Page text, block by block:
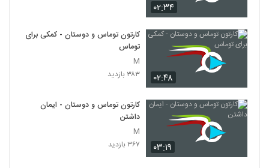
۰۲:۳۴
۰۲:۴۸
کارتون توماس و دوستان - کمکی برای
توماس
M
۳۸۳ بازدید
۰۳:۱۹
کارتون توماس و دوستان - ایمان
داشتن
M
۳۶۷ بازدید